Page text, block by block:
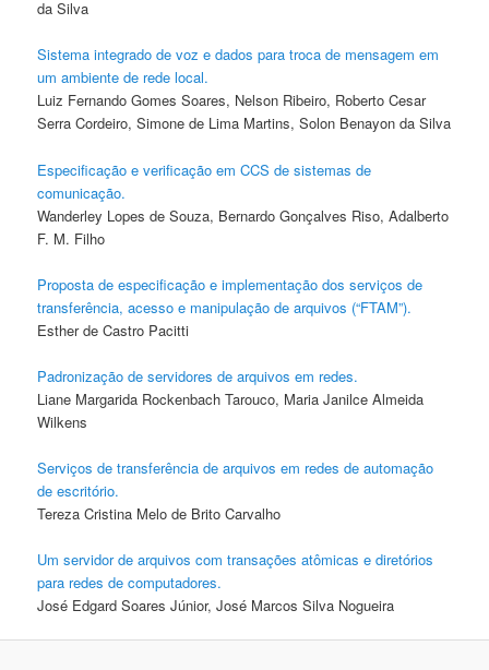
da Silva
Sistema integrado de voz e dados para troca de mensagem em
um ambiente de rede local.
Luiz Fernando Gomes Soares, Nelson Ribeiro, Roberto Cesar
Serra Cordeiro, Simone de Lima Martins, Solon Benayon da Silva
Especificação e verificação em CCS de sistemas de
comunicação.
Wanderley Lopes de Souza, Bernardo Gonçalves Riso, Adalberto
F. M. Filho
Proposta de especificação e implementação dos serviços de
transferência, acesso e manipulação de arquivos (“FTAM”).
Esther de Castro Pacitti
Padronização de servidores de arquivos em redes.
Liane Margarida Rockenbach Tarouco, Maria Janilce Almeida
Wilkens
Serviços de transferência de arquivos em redes de automação
de escritório.
Tereza Cristina Melo de Brito Carvalho
Um servidor de arquivos com transações atômicas e diretórios
para redes de computadores.
José Edgard Soares Júnior, José Marcos Silva Nogueira